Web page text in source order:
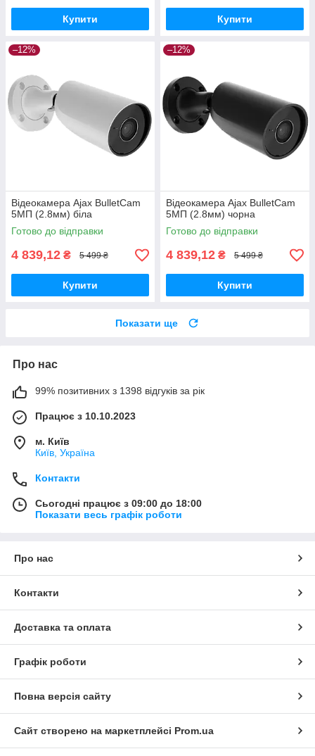
Купити Купити
–12%
Відеокамера Ajax BulletCam
5МП (2.8мм) біла
Готово до відправки
4 839,12 ₴ 5 499 ₴
Купити
–12%
Відеокамера Ajax BulletCam
5МП (2.8мм) чорна
Готово до відправки
4 839,12 ₴ 5 499 ₴
Купити
Показати ще
Про нас
99% позитивних з 1398 відгуків за рік
Працює з 10.10.2023
м. Київ
Київ, Україна
Контакти
Сьогодні працює з 09:00 до 18:00
Показати весь графік роботи
Про нас
Контакти
Доставка та оплата
Графік роботи
Повна версія сайту
Сайт створено на маркетплейсі Prom.ua